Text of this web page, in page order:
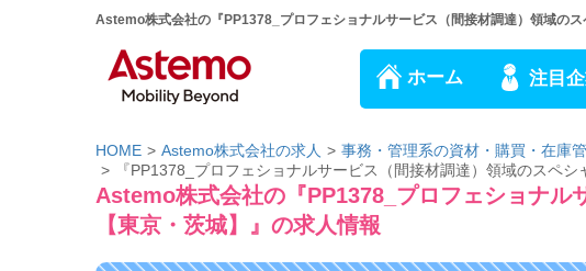
Astemo株式会社の『PP1378_プロフェショナルサービス（間接材調達）領域の
ホーム 注目
HOME Astemo株式会社の求人
事務・管理系の資材・購買・在庫
『PP1378_プロフェショナルサービス（間接材調達）領域のスペ
Astemo株式会社の『PP1378_プロフェショナル
【東京・茨城】』の求人情報